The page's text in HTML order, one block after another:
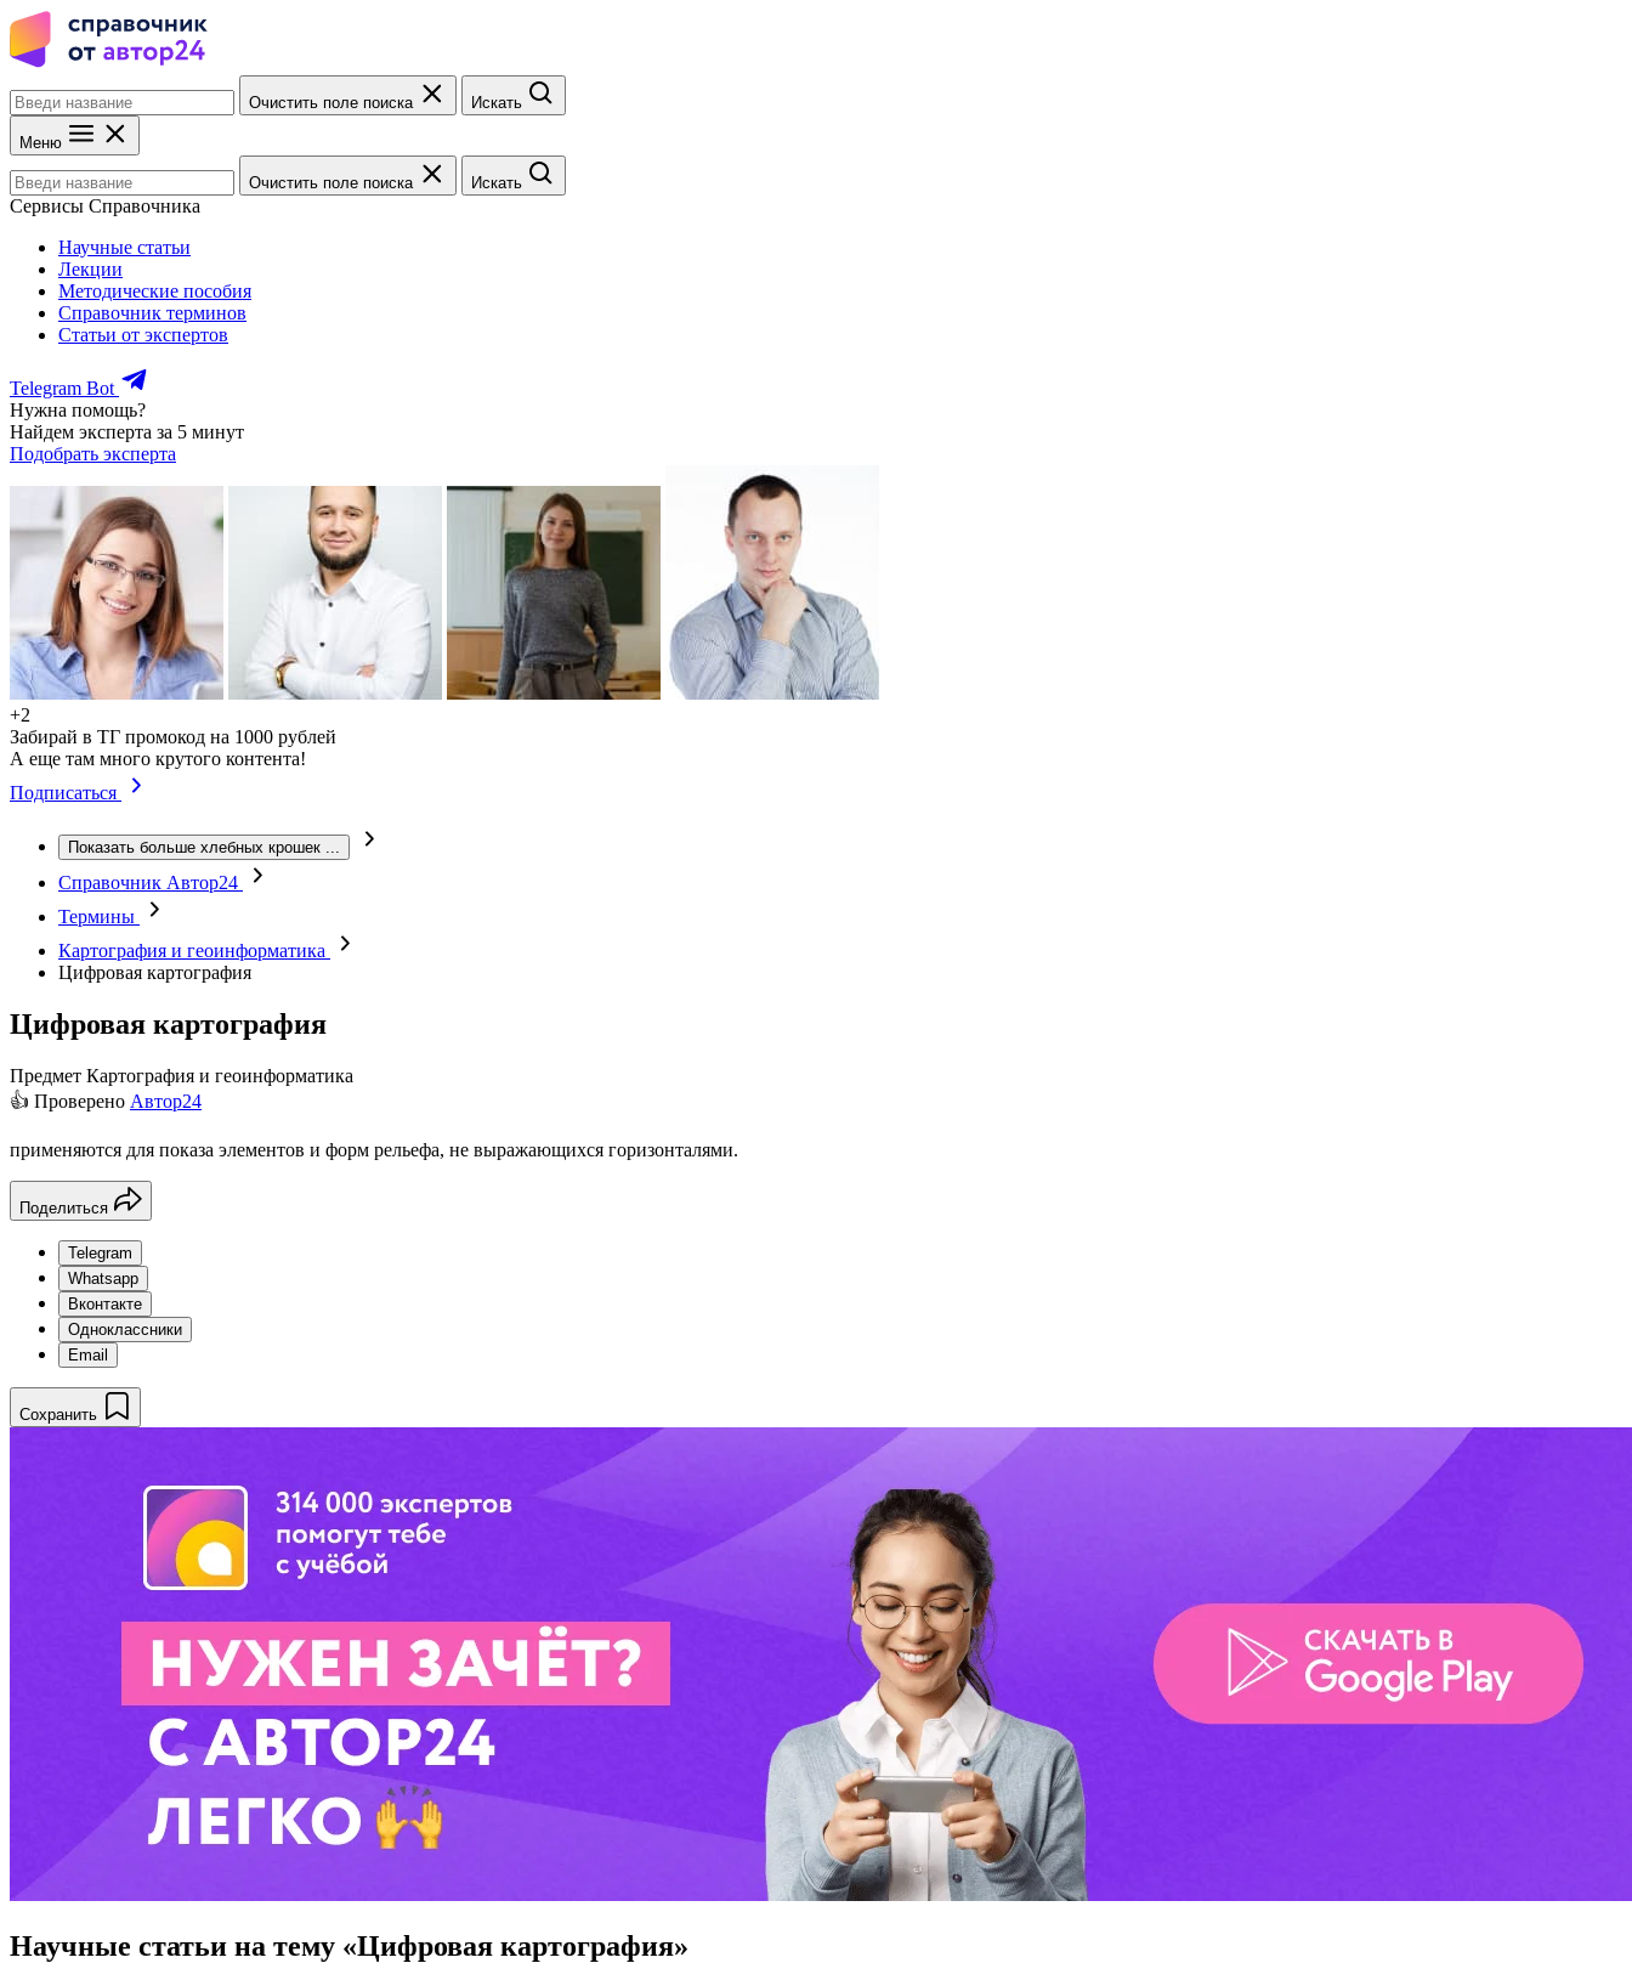
Очистить поле поиска Искать
Меню
Очистить поле поиска Искать
Сервисы Справочника
Научные статьи
Лекции
Методические пособия
Справочник терминов
Статьи от экспертов
Telegram Bot
Нужна помощь?
Найдем эксперта за 5 минут
Подобрать эксперта
+2
Забирай в ТГ промокод на 1000 рублей
А еще там много крутого контента!
Подписаться
Показать больше хлебных крошек ...
Справочник Автор24
Термины
Картография и геоинформатика
Цифровая картография
Цифровая картография
Предмет Картография и геоинформатика
👍 Проверено Автор24
применяются для показа элементов и форм рельефа, не выражающихся горизонталями.
Поделиться
Telegram
Whatsapp
Вконтакте
Одноклассники
Email
Сохранить
Научные статьи на тему «Цифровая картография»